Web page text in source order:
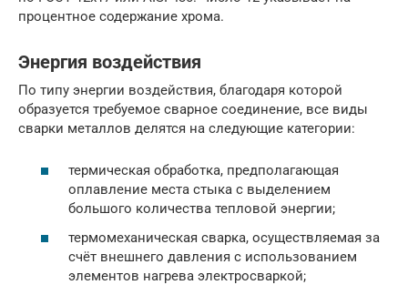
процентное содержание хрома.
Энергия воздействия
По типу энергии воздействия, благодаря которой
образуется требуемое сварное соединение, все виды
сварки металлов делятся на следующие категории:
термическая обработка, предполагающая
оплавление места стыка с выделением
большого количества тепловой энергии;
термомеханическая сварка, осуществляемая за
счёт внешнего давления с использованием
элементов нагрева электросваркой;